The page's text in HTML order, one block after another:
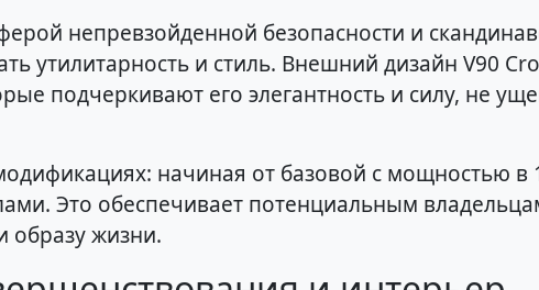
непревзойденной безопасности и
утилитарность и стиль. Внешний дизайн V90
подчеркивают его элегантность и силу, не
начиная от базовой с мощностью
Это обеспечивает потенциальным
образу жизни.